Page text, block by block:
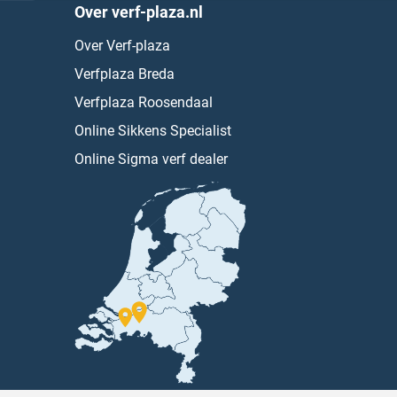
Over verf-plaza.nl
Over Verf-plaza
Verfplaza Breda
Verfplaza Roosendaal
Online Sikkens Specialist
Online Sigma verf dealer